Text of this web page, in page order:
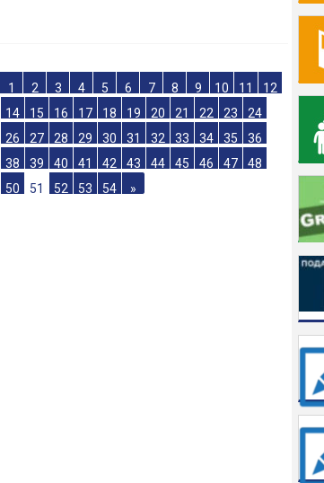
1 2 3 4 5 6 7 8 9 10 11
14 15 16 17 18 19 20 21 22 23
24
26 27 28 29 30 31